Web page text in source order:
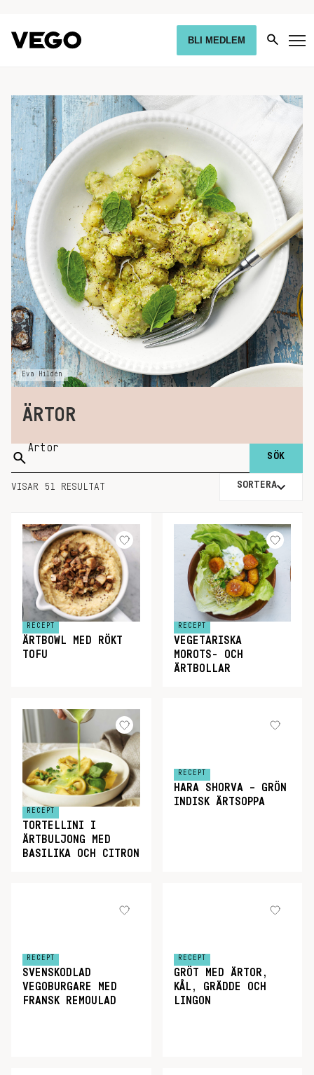
BLI MEDLEM
Eva Hildén
ÄRTOR
Sök
på:
VISAR 51 RESULTAT SORTERA
RECEPT
ÄRTBOWL MED RÖKT
TOFU
RECEPT
VEGETARISKA
MOROTS- OCH
ÄRTBOLLAR
RECEPT
TORTELLINI I
ÄRTBULJONG MED
BASILIKA OCH CITRON
RECEPT
HARA SHORVA – GRÖN
INDISK ÄRTSOPPA
RECEPT
SVENSKODLAD
VEGOBURGARE MED
FRANSK REMOULAD
RECEPT
GRÖT MED ÄRTOR,
KÅL, GRÄDDE OCH
LINGON